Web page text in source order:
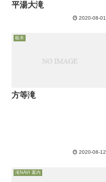
平湯大滝
2020-08-01
栃木
方等滝
2020-08-12
滝NAVI 案内